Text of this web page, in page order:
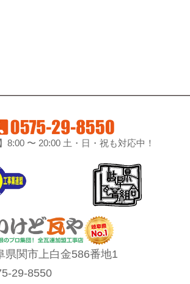
8:00 〜 20:00 土・日・祝も対応中！
県関市上白金586番地1
29-8550